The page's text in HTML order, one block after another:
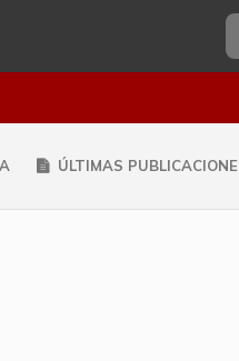
ÚLTIMAS